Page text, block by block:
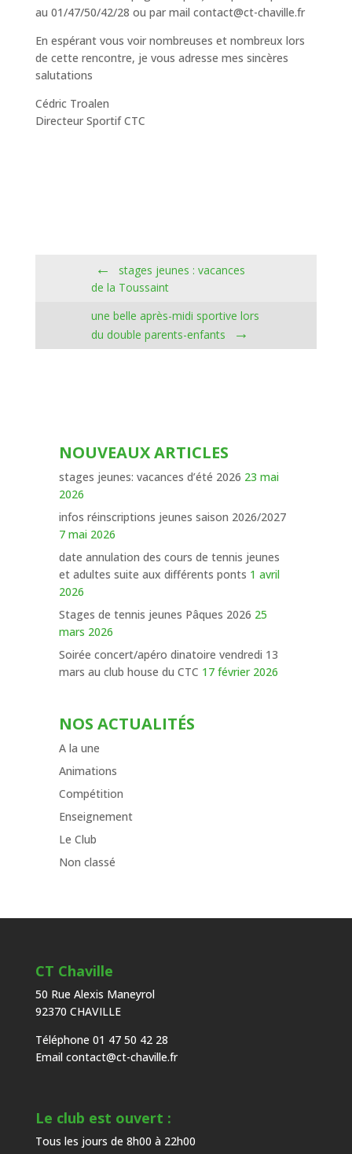
au 01/47/50/42/28 ou par mail contact@ct-chaville.fr
En espérant vous voir nombreuses et nombreux lors
de cette rencontre, je vous adresse mes sincères
salutations
Cédric Troalen
Directeur Sportif CTC
←
stages jeunes : vacances
de la Toussaint
une belle après-midi sportive lors
du double parents-enfants
→
NOUVEAUX ARTICLES
stages jeunes: vacances d’été 2026 23 mai
2026
infos réinscriptions jeunes saison 2026/2027
7 mai 2026
date annulation des cours de tennis jeunes
et adultes suite aux différents ponts 1 avril
2026
Stages de tennis jeunes Pâques 2026 25
mars 2026
Soirée concert/apéro dinatoire vendredi 13
mars au club house du CTC 17 février 2026
NOS ACTUALITÉS
A la une
Animations
Compétition
Enseignement
Le Club
Non classé
CT Chaville
50 Rue Alexis Maneyrol
92370 CHAVILLE
Téléphone 01 47 50 42 28
Email contact@ct-chaville.fr
Le club est ouvert :
Tous les jours de 8h00 à 22h00